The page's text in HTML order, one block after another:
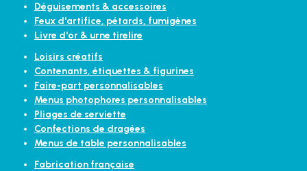
Déguisements & accessoires
Feux d'artifice, pétards, fumigènes
Livre d'or & urne tirelire
Loisirs créatifs
Contenants, étiquettes & figurines
Faire-part personnalisables
Menus photophores personnalisables
Pliages de serviette
Confections de dragées
Menus de table personnalisables
Fabrication française